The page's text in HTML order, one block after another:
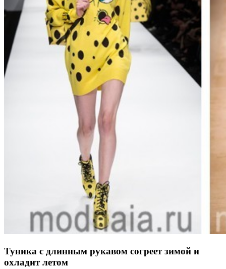
Туника с длинным рукавом согреет зимой и
охладит летом